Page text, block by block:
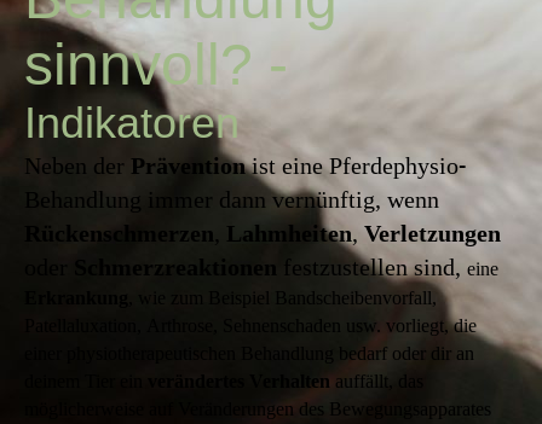
sinnvoll? -
Indikatoren
Neben der Präventionist eine Pferdephysio-
Behandlung immer dann vernünftig, wenn
Rückenschmerzen, Lahmheiten, Verletzungen
Schmerzreaktionen festzustellen sind, eine
, wie zum Beispiel Bandscheibenvorfall,
Patellaluxation, Arthrose, Sehnenschaden usw. vorliegt, die
einer physiotherapeutischen Behandlung bedarf oder dir an
verändertes Verhalten auffällt, das
möglicherweise auf Veränderungen des Bewegungsapparates